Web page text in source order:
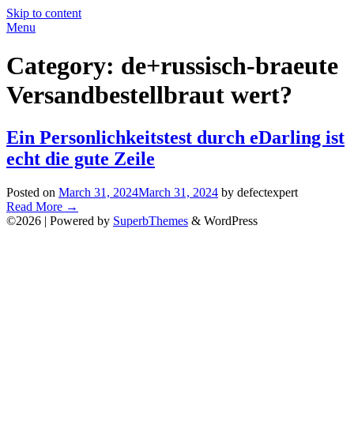
Skip to content
Menu
Category: de+russisch-braeute
Versandbestellbraut wert?
Ein Personlichkeitstest durch eDarling ist
echt die gute Zeile
Posted on March 31, 2024March 31, 2024 by defectexpert
Read More →
©2026 | Powered by SuperbThemes & WordPress